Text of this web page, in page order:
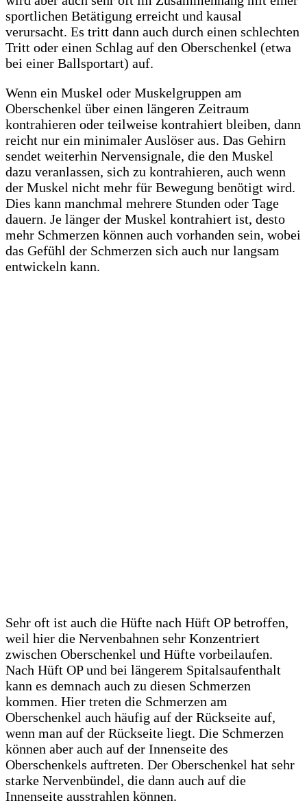
sportlichen Betätigung erreicht und kausal
verursacht. Es tritt dann auch durch einen schlechten
Tritt oder einen Schlag auf den Oberschenkel (etwa
bei einer Ballsportart) auf.
Wenn ein Muskel oder Muskelgruppen am
Oberschenkel über einen längeren Zeitraum
kontrahieren oder teilweise kontrahiert bleiben, dann
reicht nur ein minimaler Auslöser aus. Das Gehirn
sendet weiterhin Nervensignale, die den Muskel
dazu veranlassen, sich zu kontrahieren, auch wenn
der Muskel nicht mehr für Bewegung benötigt wird.
Dies kann manchmal mehrere Stunden oder Tage
dauern. Je länger der Muskel kontrahiert ist, desto
mehr Schmerzen können auch vorhanden sein, wobei
das Gefühl der Schmerzen sich auch nur langsam
entwickeln kann.
Sehr oft ist auch die Hüfte nach Hüft OP betroffen,
weil hier die Nervenbahnen sehr Konzentriert
zwischen Oberschenkel und Hüfte vorbeilaufen.
Nach Hüft OP und bei längerem Spitalsaufenthalt
kann es demnach auch zu diesen Schmerzen
kommen. Hier treten die Schmerzen am
Oberschenkel auch häufig auf der Rückseite auf,
wenn man auf der Rückseite liegt. Die Schmerzen
können aber auch auf der Innenseite des
Oberschenkels auftreten. Der Oberschenkel hat sehr
starke Nervenbündel, die dann auch auf die
Innenseite ausstrahlen können.